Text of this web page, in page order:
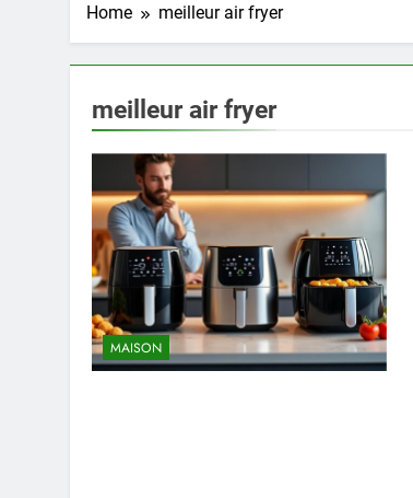
Home meilleur air fryer
meilleur air fryer
MAISON